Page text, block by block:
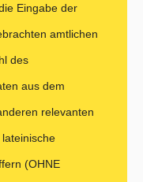
Eingabe der
amtlichen
des
aus dem
relevanten
(OHNE